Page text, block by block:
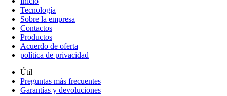
Tecnología
Sobre la empresa
Contactos
Productos
Acuerdo de oferta
política de privacidad
Útil
Preguntas más frecuentes
Garantías y devoluciones